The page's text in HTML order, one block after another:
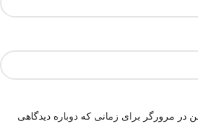
در مرورگر برای زمانی که دوباره دیدگاهی